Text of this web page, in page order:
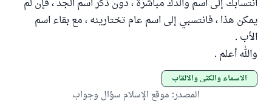
انتسابك إلى اسم والدك مباشرة ، دون ذكر اسم الجد ، فإن لم
يمكن هذا ، فانتسبي إلى اسم عام تختارينه ، مع بقاء اسم
الأب .
والله أعلم .
الأسماء والكنى والألقاب
المصدر: موقع الإسلام سؤال وجواب